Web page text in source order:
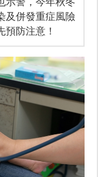
及併發重症風險
防注意！